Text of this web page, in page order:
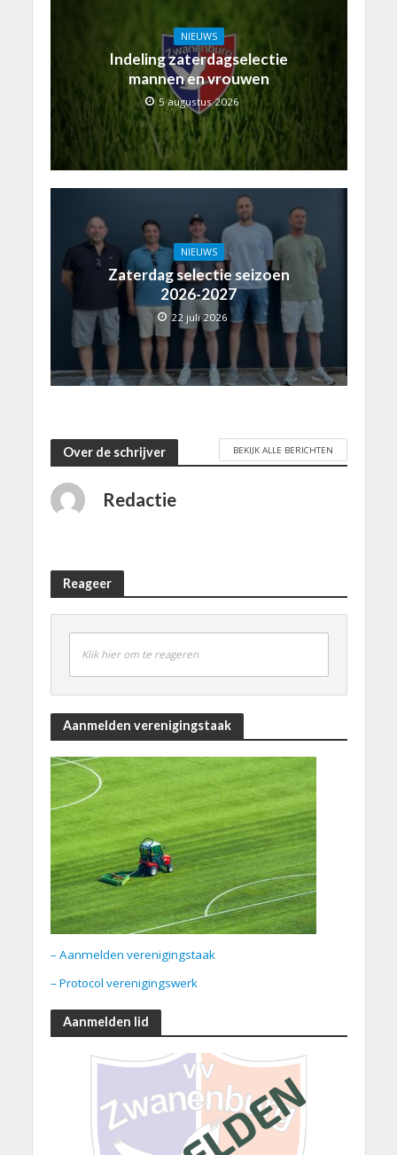
NIEUWS
Indeling zaterdagselectie
mannen en vrouwen
5 augustus 2026
NIEUWS
Zaterdag selectie seizoen
2026-2027
22 juli 2026
Over de schrijver BEKIJK ALLE BERICHTEN
Redactie
Reageer
Klik hier om te reageren
Aanmelden verenigingstaak
– Aanmelden verenigingstaak
– Protocol verenigingswerk
Aanmelden lid